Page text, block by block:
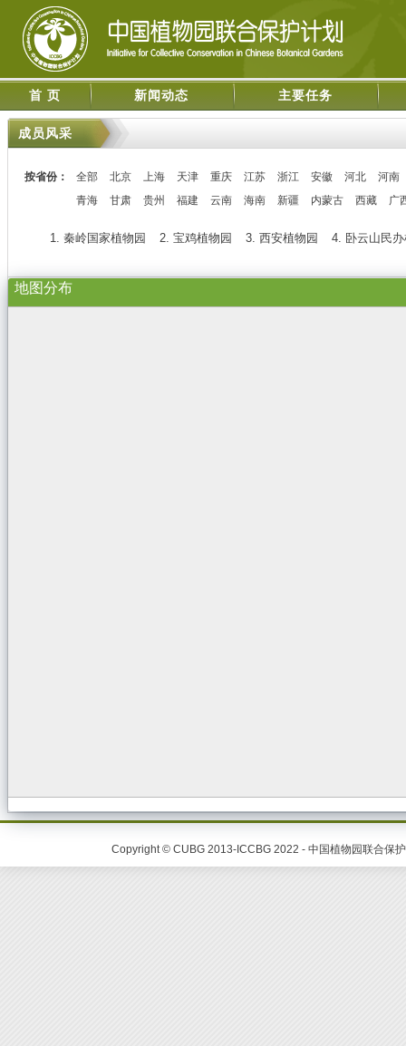
首 页 新闻动态 主要任务
成员风采
按省份： 全部 北京 上海 天津 重庆 江苏 浙江 安徽 河北
河南
青海
甘肃 贵州 福建 云南 海南 新疆 内蒙古 西藏 广
1. 秦岭国家植物园 2. 宝鸡植物园 3. 西安植物园 4. 卧云山民
地图分布
Copyright © CUBG 2013-ICCBG 2022 - 中国植物园联合保